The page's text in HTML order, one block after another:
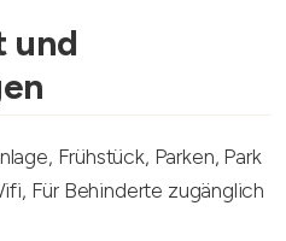
und
Frühstück, Parken, Park
Für Behinderte zugänglich